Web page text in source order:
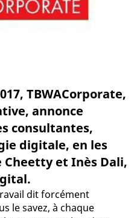
TBWACorporate,
annonce
consultantes,
digitale, en les
Cheetty et Inès Dali,
dit forcément
le savez, à chaque